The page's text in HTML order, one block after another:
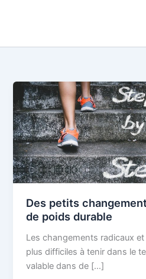
Des petits
de poids durable
Les changements radicaux
plus difficiles à tenir dans le
valable dans de […]